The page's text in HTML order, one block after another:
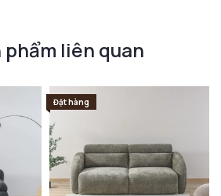
phẩm liên quan
Đặt hàng